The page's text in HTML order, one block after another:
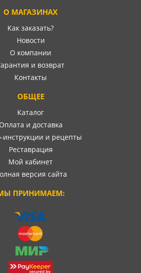
О МАГАЗИНАХ
Как заказать?
Новости
О компании
и возврат
Контакты
ОБЩЕЕ
Каталог
Оплата и доставка
инструкции и рецепты
Реставрация
Мой кабинет
версия сайта
ПРИНИМАЕМ: